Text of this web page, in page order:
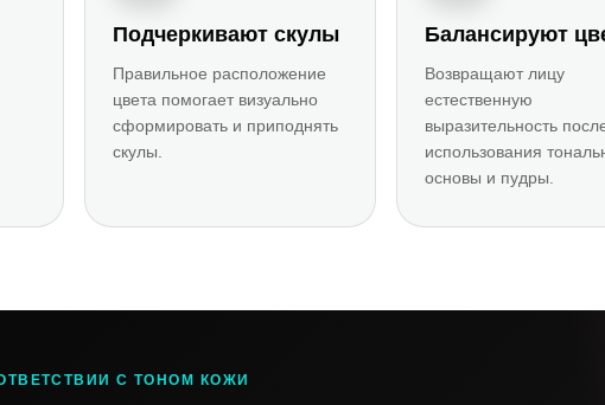
Подчеркивают скулы
Правильное расположение
цвета помогает визуально
сформировать и приподнять
скулы.
Балансируют
Возвращают лицу
естественную
выразительность
использования
основы и пудры.
С ТОНОМ КОЖИ